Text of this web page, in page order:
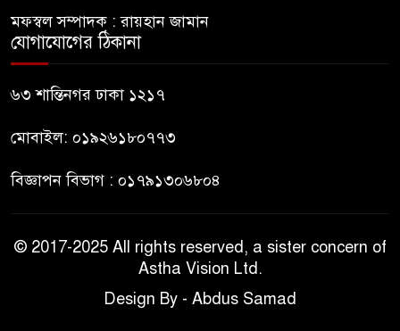
মেট্রিক টন টিয়ার শেল
মফস্বল সম্পাদক : রায়হান জামান
যোগাযোগের ঠিকানা
৬৩ শান্তিনগর ঢাকা ১২১৭
মোবাইল: ০১৯২৬১৮০৭৭৩
বিজ্ঞাপন বিভাগ : ০১৭৯১৩০৬৮০৪
© 2017-2025 All rights reserved, a sister concern of
Astha Vision Ltd.
Design By - Abdus Samad